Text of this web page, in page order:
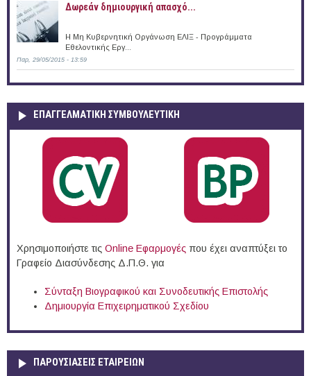
Δωρεάν δημιουργική απασχό...
Η Μη Κυβερνητική Οργάνωση ΕΛΙΞ - Προγράμματα
Εθελοντικής Εργ...
Παρ, 29/05/2015 - 13:59
ΕΠΑΓΓΕΛΜΑΤΙΚΉ ΣΥΜΒΟΥΛΕΥΤΙΚΉ
Χρησιμοποιήστε τις Online Eφαρμογές που έχει αναπτύξει το
Γραφείο Διασύνδεσης Δ.Π.Θ. για
Σύνταξη Βιογραφικού και Συνοδευτικής Επιστολής
Δημιουργία Επιχειρηματικού Σχεδίου
ΠΑΡΟΥΣΙΆΣΕΙΣ ΕΤΑΙΡΕΙΏΝ